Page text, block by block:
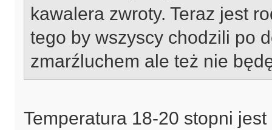
kawalera zwroty. Teraz jest
tego by wszyscy chodzili po
zmarźluchem ale też nie
Temperatura 18-20 stopni